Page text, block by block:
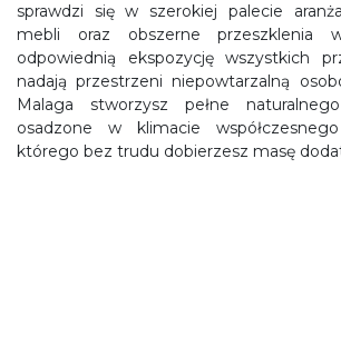
sprawdzi się w szerokiej palecie
mebli oraz obszerne przeszklenia
odpowiednią ekspozycję wszystkich
nadają przestrzeni niepowtarzalną
Malaga stworzysz pełne
osadzone w klimacie
którego bez trudu dobierzesz masę